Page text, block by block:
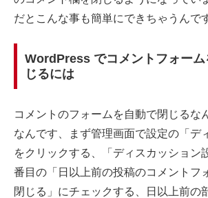
だとこんな事も簡単にできちゃうんで
WordPress でコメントフォーム
じるには
コメントのフォームを自動で閉じるな
なんです、まず管理画面で設定の「デ
をクリックする、「ディスカッション
番目の「日以上前の投稿のコメントフ
閉じる」にチェックする、日以上前の